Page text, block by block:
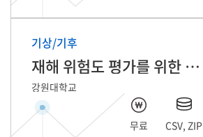
기상/기후
재해 위험도 평가를 위한 취약성/노출성 데이터
강원대학교
무료 CSV, ZIP